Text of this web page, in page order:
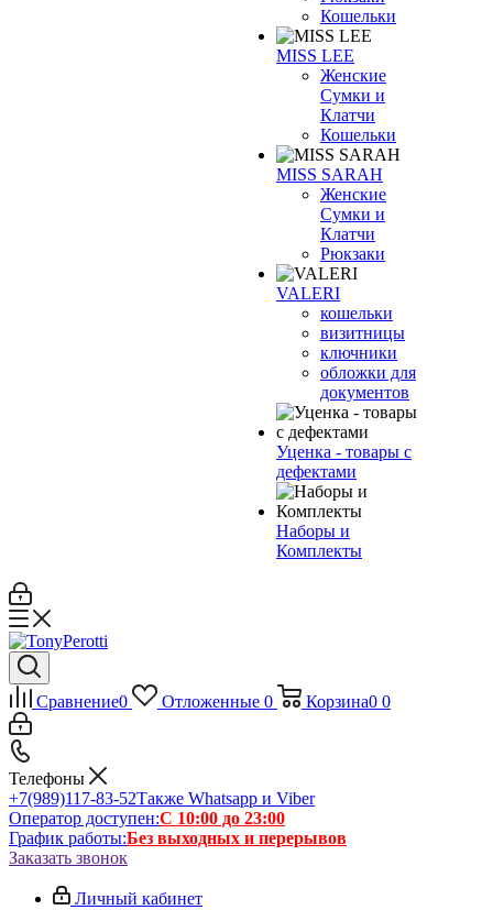
Кошельки
MISS LEE
Женские
Сумки и
Клатчи
Кошельки
MISS SARAH
Женские
Сумки и
Клатчи
Рюкзаки
VALERI
кошельки
визитницы
ключники
обложки для
документов
Уценка - товары с
дефектами
Наборы и
Комплекты
Сравнение0 Отложенные 0 Корзина0 0
Телефоны
+7(989)117-83-52Также Whatsapp и Viber
Оператор доступен:С 10:00 до 23:00
График работы:Без выходных и перерывов
Заказать звонок
Личный кабинет